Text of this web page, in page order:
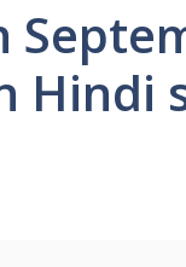
Hindi